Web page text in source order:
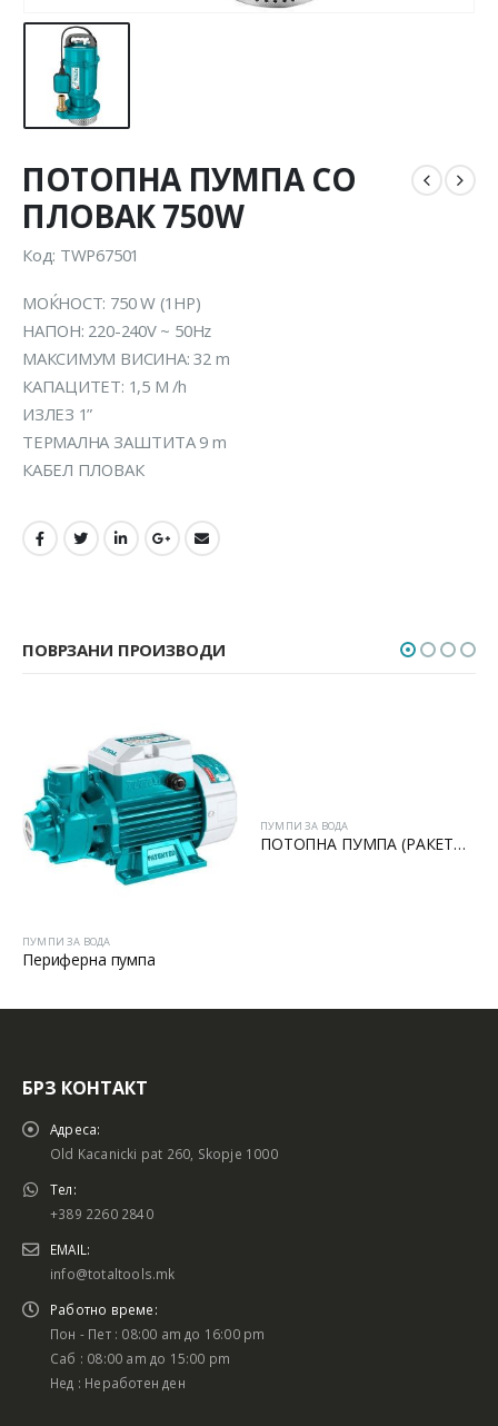
ПОТОПНА ПУМПА СО
ПЛОВАК 750W
Код: TWP67501
МОЌНОСТ: 750 W (1HP)
НАПОН: 220-240V ~ 50Hz
МАКСИМУМ ВИСИНА: 32 m
КАПАЦИТЕТ: 1,5 М /h
ИЗЛЕЗ 1”
ТЕРМАЛНА ЗАШТИТА 9 m
КАБЕЛ ПЛОВАК
ПОВРЗАНИ ПРОИЗВОДИ
ПУМПИ ЗА ВОДА
Периферна пумпа
ПУМПИ ЗА ВОДА
ПОТОПНА ПУМПА (РАКЕТА) + СКЛОПКА
БРЗ КОНТАКТ
Адреса:
Old Kacanicki pat 260, Skopje 1000
Тел:
+389 2260 2840
EMAIL:
info@totaltools.mk
Работно време:
Пон - Пет : 08:00 am до 16:00 pm
Саб : 08:00 am до 15:00 pm
Нед : Неработен ден